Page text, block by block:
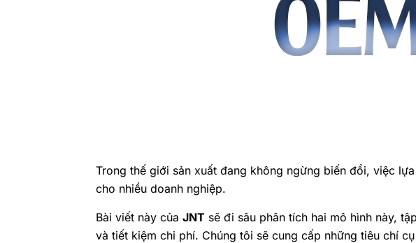
Trong thế giới sản xuất đang không ngừng biến đổi, việc
cho nhiều doanh nghiệp.
Bài viết này của JNT sẽ đi sâu phân tích hai mô hình này,
và tiết kiệm chi phí. Chúng tôi sẽ cung cấp những tiêu chí